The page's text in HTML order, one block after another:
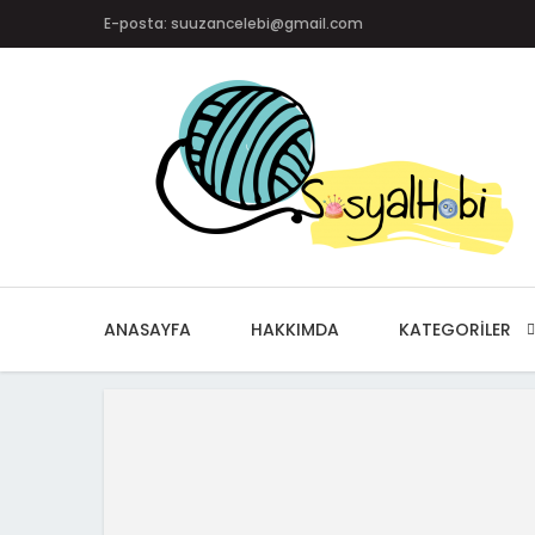
E-posta: suuzancelebi@gmail.com
ANASAYFA HAKKIMDA KATEGORILER